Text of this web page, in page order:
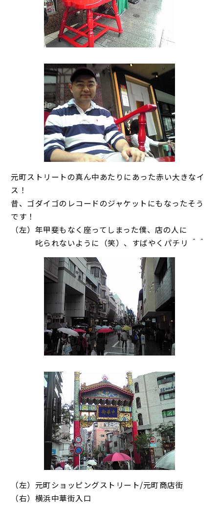
元町ストリートの真ん中あたりにあった赤い大きなイ
ス！
昔、ゴダイゴのレコードのジャケットにもなったそう
です！
（左）年甲斐もなく座ってしまった僕、店の人に
叱られないように（笑）、すばやくパチリ ＾＾
（左）元町ショッピングストリート/元町商店街
（右）横浜中華街入口